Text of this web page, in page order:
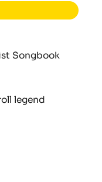
Songbook
legend